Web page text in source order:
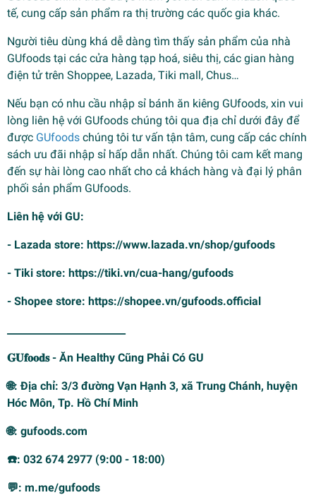
tế, cung cấp sản phẩm ra thị trường các quốc gia khác.
Người tiêu dùng khá dễ dàng tìm thấy sản phẩm của nhà
GUfoods tại các cửa hàng tạp hoá, siêu thị, các gian hàng
điện tử trên Shoppee, Lazada, Tiki mall, Chus…
Nếu bạn có nhu cầu nhập sỉ bánh ăn kiêng GUfoods, xin vui
lòng liên hệ với GUfoods chúng tôi qua địa chỉ dưới đây để
được GUfoods chúng tôi tư vấn tận tâm, cung cấp các chính
sách ưu đãi nhập sỉ hấp dẫn nhất. Chúng tôi cam kết mang
đến sự hài lòng cao nhất cho cả khách hàng và đại lý phân
phối sản phẩm GUfoods.
Liên hệ với GU:
- Lazada store: https://www.lazada.vn/shop/gufoods
- Tiki store: https://tiki.vn/cua-hang/gufoods
- Shopee store: https://shopee.vn/gufoods.official
𝐆𝐔𝐟𝐨𝐨𝐝𝐬 - Ăn Healthy Cũng Phải Có GU
🌐: Địa chỉ: 3/3 đường Vạn Hạnh 3, xã Trung Chánh, huyện
Hóc Môn, Tp. Hồ Chí Minh
🌐: gufoods.com
☎️: 032 674 2977 (9:00 - 18:00)
💬: m.me/gufoods